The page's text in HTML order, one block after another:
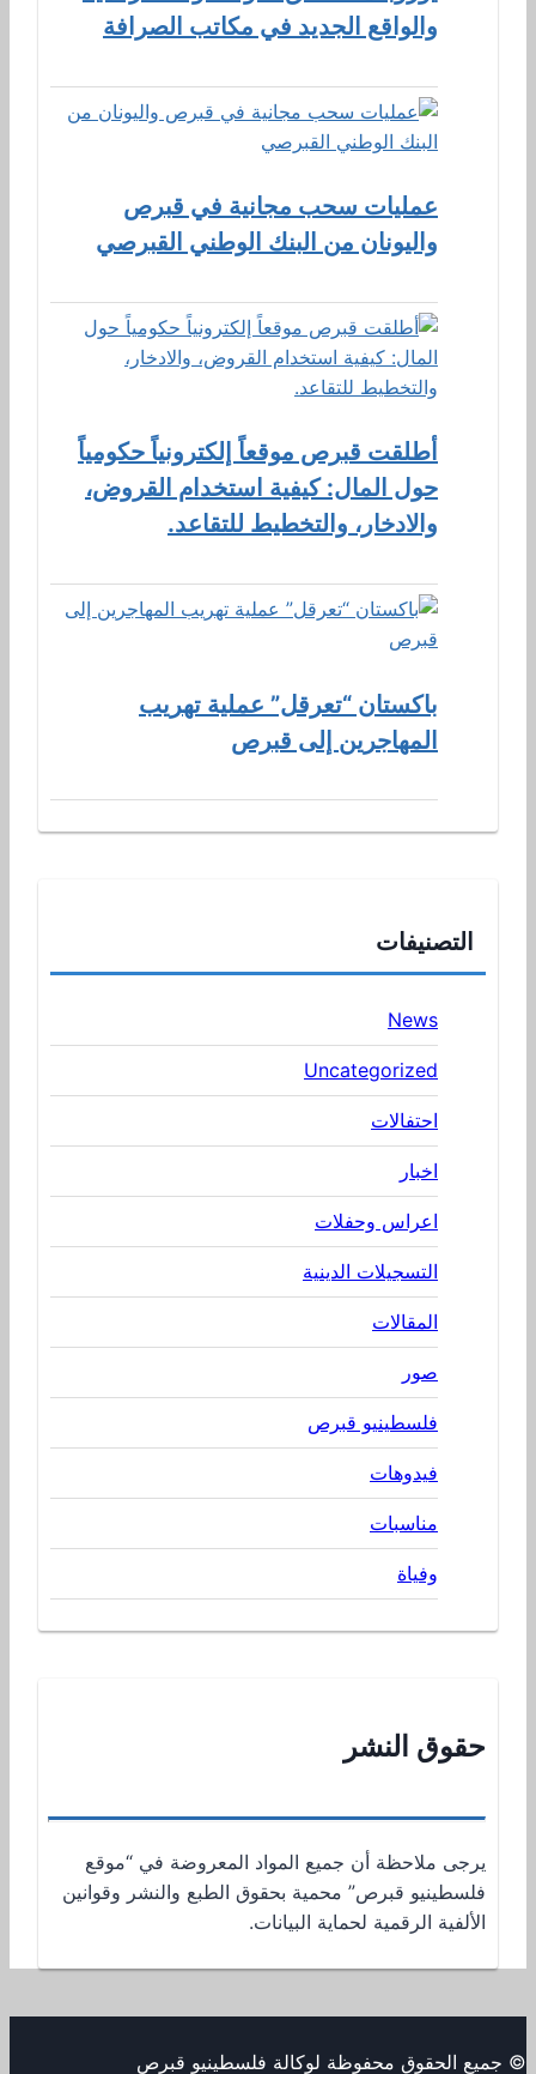
والواقع الجديد في مكاتب الصرافة
عمليات سحب مجانية في قبرص
واليونان من البنك الوطني القبرصي
أطلقت قبرص موقعاً إلكترونياً حكومياً
حول المال: كيفية استخدام القروض،
والادخار، والتخطيط للتقاعد.
باكستان “تعرقل” عملية تهريب
المهاجرين إلى قبرص
التصنيفات
News
Uncategorized
احتفالات
اخبار
اعراس وحفلات
التسجيلات الدينية
المقالات
صور
فلسطينيو قبرص
فيدوهات
مناسبات
وفياة
حقوق النشر
يرجى ملاحظة أن جميع المواد المعروضة في “موقع
فلسطينيو قبرص” محمية بحقوق الطبع والنشر وقوانين
الألفية الرقمية لحماية البيانات.
© جميع الحقوق محفوظة لوكالة فلسطينيو قبرص